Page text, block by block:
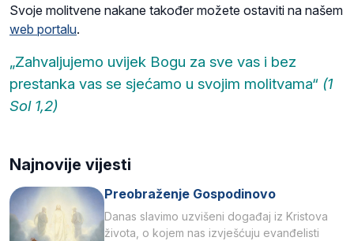
Svoje molitvene nakane također možete ostaviti na našem
web portalu.
„Zahvaljujemo uvijek Bogu za sve vas i bez
prestanka vas se sjećamo u svojim molitvama“ (1
Sol 1,2)
Najnovije vijesti
Preobraženje Gospodinovo
Danas slavimo uzvišeni događaj iz Kristova
života, o kojem nas izvješćuju evanđelisti